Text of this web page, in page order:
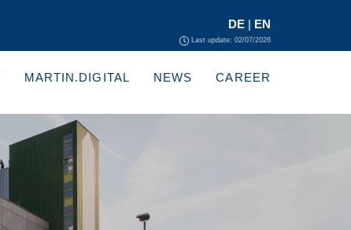
Last update: 02/07/2026
DE | EN
MARTIN.DIGITAL NEWS CAREER